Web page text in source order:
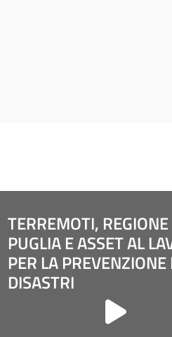
TERREMOTI, REGIONE
PUGLIA E ASSET AL
PER LA PREVENZIONE
DISASTRI